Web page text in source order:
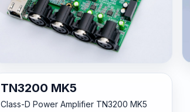
ALPHA4.4DSP
ALPHA4.4DSP (4in 4out audio processor
module)
TN3200 MK5
Class-D Power Amplifier TN3200 MK5